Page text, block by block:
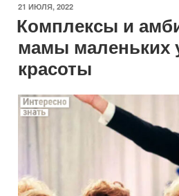
в
руках
мастера-
стилиста»
ОПУБЛИКОВАНО
21 ИЮЛЯ, 2022
Комплексы и
мамы маленьких
красоты